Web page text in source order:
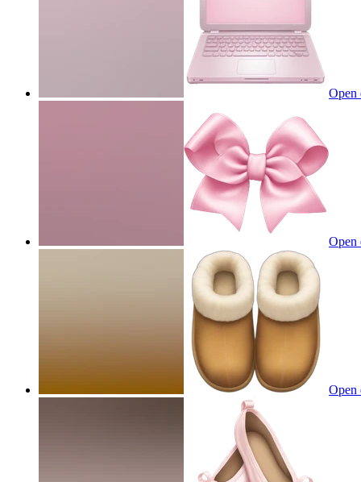
Open
Open
Open